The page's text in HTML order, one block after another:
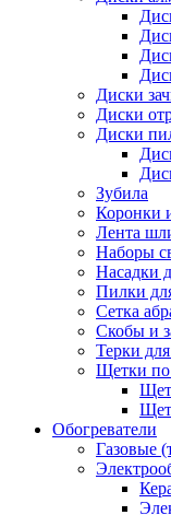
Диски
Диски
Диски
Зубила
Коронки
Лента
Наборы
Насадки
Пилки
Сетка
Скобы и
Терки
Щетки по
Обогреватели
Газовые